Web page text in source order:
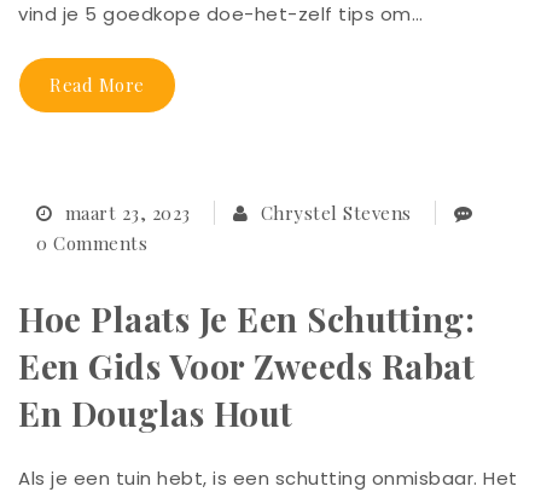
vind je 5 goedkope doe-het-zelf tips om…
Read More
maart 23, 2023
Chrystel Stevens
0 Comments
Hoe Plaats Je Een Schutting:
Een Gids Voor Zweeds Rabat
En Douglas Hout
Als je een tuin hebt, is een schutting onmisbaar. Het